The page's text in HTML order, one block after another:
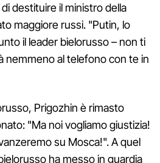
destituire il ministro della
maggiore russi. "Putin, lo
il leader bielorusso – non ti
nemmeno al telefono con te in
Prigozhin è rimasto
"Ma noi vogliamo giustizia!
su Mosca!". A quel
ha messo in guardia